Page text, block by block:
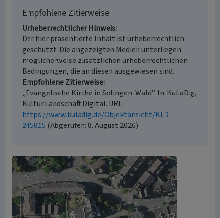
Empfohlene Zitierweise
Urheberrechtlicher Hinweis
Der hier präsentierte Inhalt ist urheberrechtlich
geschützt. Die angezeigten Medien unterliegen
möglicherweise zusätzlichen urheberrechtlichen
Bedingungen, die an diesen ausgewiesen sind.
Empfohlene Zitierweise
„Evangelische Kirche in Solingen-Wald”. In: KuLaDig,
Kultur.Landschaft.Digital. URL:
https://www.kuladig.de/Objektansicht/KLD-
245815 (Abgerufen: 8. August 2026)